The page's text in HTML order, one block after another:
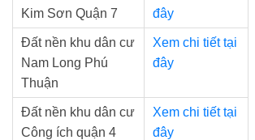
Kim Sơn Quận 7
đây
Đất nền khu dân cư
Nam Long Phú
Thuận
Xem chi tiết tại
đây
Đất nền khu dân cư
Công ích quận 4
Xem chi tiết tại
đây